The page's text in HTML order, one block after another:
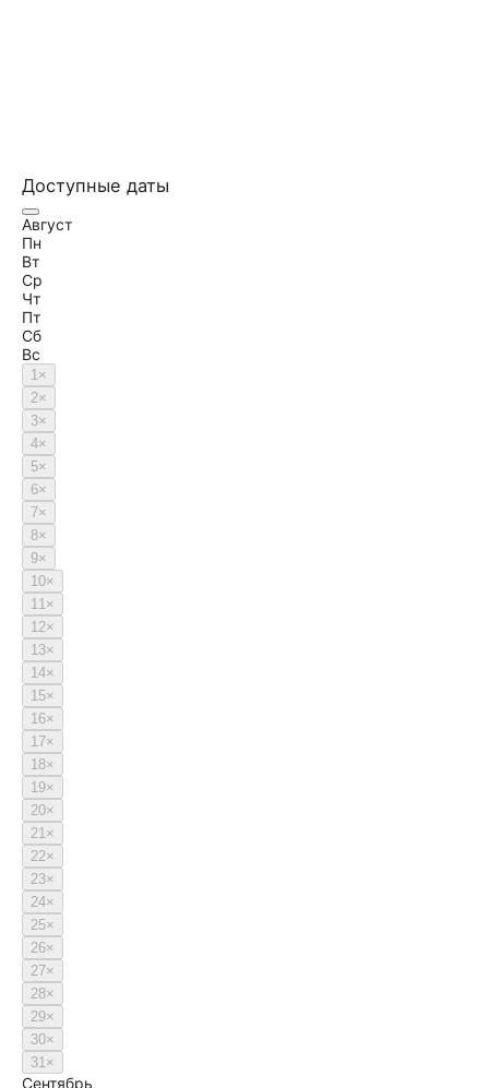
Доступные даты
Август
Пн
Вт
Ср
Чт
Пт
Сб
Вс
1×
2×
3×
4×
5×
6×
7×
8×
9×
10×
11×
12×
13×
14×
15×
16×
17×
18×
19×
20×
21×
22×
23×
24×
25×
26×
27×
28×
29×
30×
31×
Сентябрь